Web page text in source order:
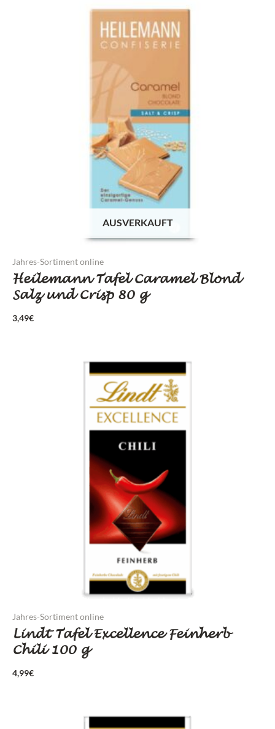
AUSVERKAUFT
Jahres-Sortiment online
Heilemann Tafel Caramel Blond
Salz und Crisp 80 g
3,49€
Jahres-Sortiment online
Lindt Tafel Excellence Feinherb
Chili 100 g
4,99€